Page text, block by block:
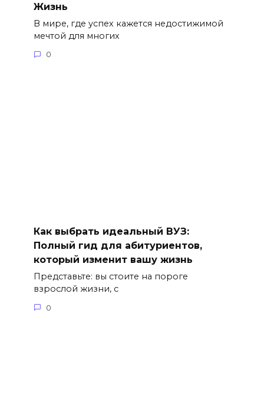
Жизнь
В мире, где успех кажется недостижимой
мечтой для многих
0
Как выбрать идеальный ВУЗ:
Полный гид для абитуриентов,
который изменит вашу жизнь
Представьте: вы стоите на пороге
взрослой жизни, с
0